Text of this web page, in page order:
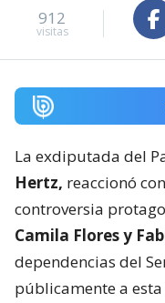
912
visitas
La exdiputada del
Hertz, reaccionó
controversia
Camila Flores y
dependencias del
públicamente a